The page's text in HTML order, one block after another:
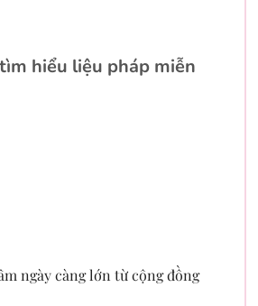
hiểu liệu pháp miễn
ngày càng lớn từ cộng đồng